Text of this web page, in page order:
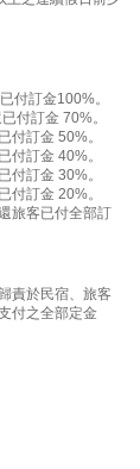
訂金100%。
付訂金 70%。
付訂金 50%。
付訂金 40%。
付訂金 30%。
訂金 20%。
旅客已付全部訂
責於民宿、旅客
付之全部定金